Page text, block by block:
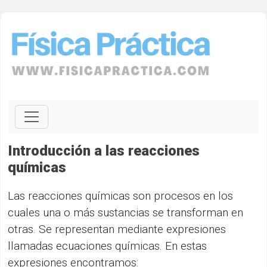
Introducción a las reacciones
químicas
Las reacciones químicas son procesos en los
cuales una o más sustancias se transforman en
otras. Se representan mediante expresiones
llamadas ecuaciones químicas. En estas
expresiones encontramos: